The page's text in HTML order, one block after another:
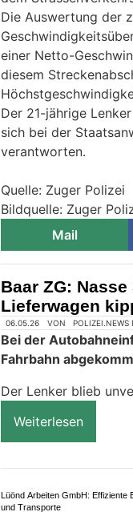
Die Auswertung der
einer Netto-
diesem
Der 21-jährige
sich bei der
verantworten.
Quelle: Zuger Polizei
Bildquelle: Zuger
Mail
Baar ZG:
Lieferwagen
06.05.26 VON POLIZEI.NEWS
Bei der
Fahrbahn
Der Lenker blieb
Weiterlesen
Lüönd Arbeiten GmbH: Effiziente
und Transporte